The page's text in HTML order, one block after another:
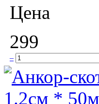
Цена
299
–